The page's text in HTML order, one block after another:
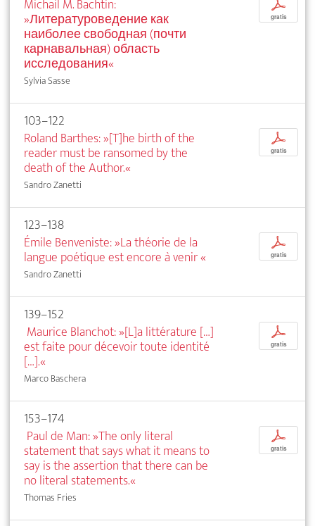
Michail M. Bachtin:
»Литературоведение как
наиболее свободная (почти
карнавальная) область
исследования«
Sylvia Sasse
p
gratis
103–122
Roland Barthes: »[T]he birth of the
reader must be ransomed by the
death of the Author.«
Sandro Zanetti
p
gratis
123–138
Émile Benveniste: »La théorie de la
langue poétique est encore à venir«
Sandro Zanetti
p
gratis
139–152
Maurice Blanchot: »[L]a littérature […]
est faite pour décevoir toute identité
[…].«
Marco Baschera
p
gratis
153–174
Paul de Man: »The only literal
statement that says what it means to
say is the assertion that there can be
no literal statements.«
Thomas Fries
p
gratis